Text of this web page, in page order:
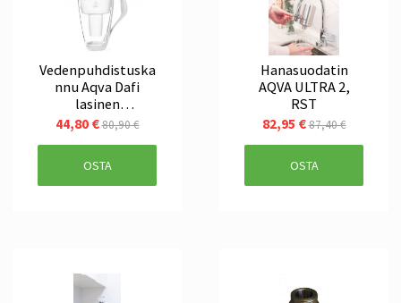
Vedenpuhdistuska
nnu Aqva Dafi
lasinen
juomakannu
44,80 €80,90 €
OSTA
Hanasuodatin
AQVA ULTRA 2,
RST
82,95 €87,40 €
OSTA